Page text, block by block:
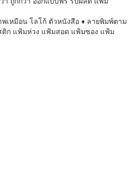
เหมือน โลโก้ ตัวหนังสือ ♦ ลายพิมพ์ตาม
ติก แฟ้มห่วง แฟ้มสอด แฟ้มซอง แฟ้ม